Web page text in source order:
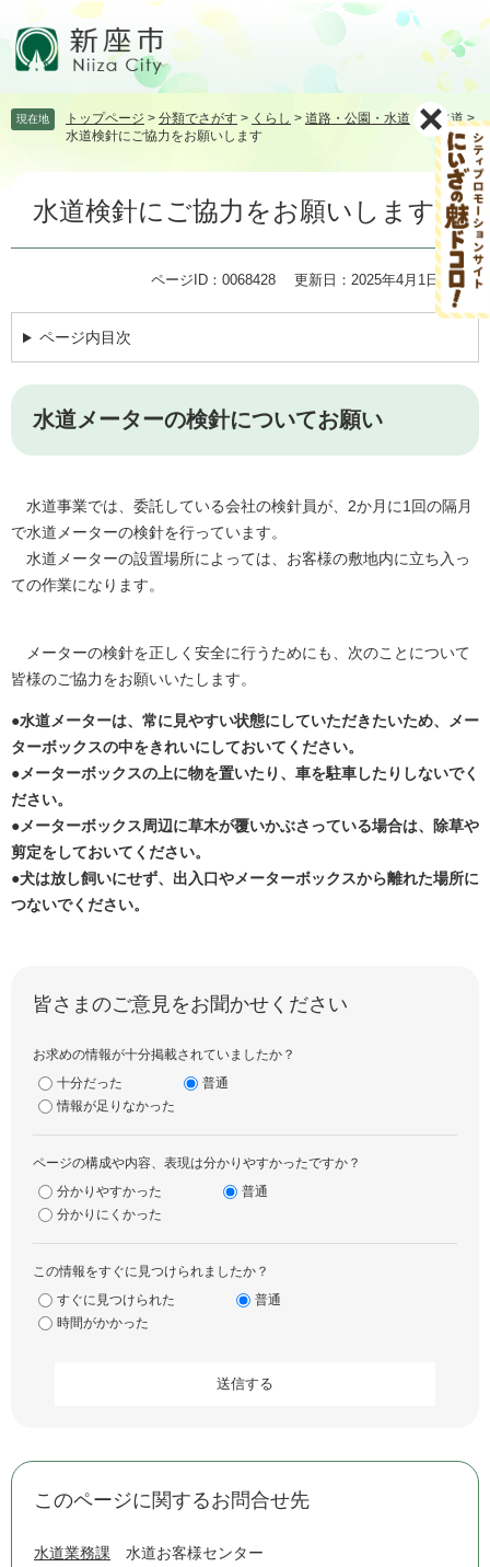
頭飛 現在地 トップページ > 分類でさがす > くらし > 道路・公園・水道 >上水道>
水道検針にご協力をお願いします
水道検針にご協力をお願いします
ページID：0068428 更新日：2025年4月1日更新
ページ内目次
水道メーターの検針についてお願い
水道事業では、委託している会社の検針員が、2か月に1回の隔月
で水道メーターの検針を行っています。
水道メーターの設置場所によっては、お客様の敷地内に立ち入っ
ての作業になります。
メーターの検針を正しく安全に行うためにも、次のことについて
皆様のご協力をお願いいたします。
●水道メーターは、常に見やすい状態にしていただきたいため、メー
ターボックスの中をきれいにしておいてください。
●メーターボックスの上に物を置いたり、車を駐車したりしないでく
ださい。
●メーターボックス周辺に草木が覆いかぶさっている場合は、除草や
剪定をしておいてください。
●犬は放し飼いにせず、出入口やメーターボックスから離れた場所に
つないでください。
皆さまのご意見をお聞かせください
お求めの情報が十分掲載されていましたか？
十分だった
普通
情報が足りなかった
ページの構成や内容、表現は分かりやすかったですか？
分かりやすかった
普通
分かりにくかった
この情報をすぐに見つけられましたか？
すぐに見つけられた
普通
時間がかかった
このページに関するお問合せ先
水道業務課 水道お客様センター